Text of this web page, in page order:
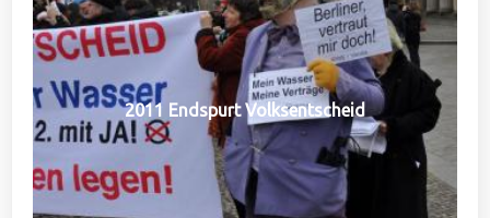
2011 Endspurt Volksentscheid